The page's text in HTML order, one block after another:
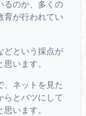
るのか、多くの
育が行われてい
どという採点が
います。
ネットを見た
らとバツにして
います。